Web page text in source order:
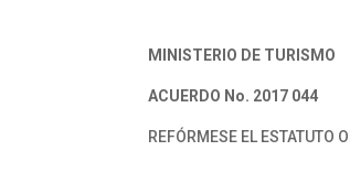
MINISTERIO DE TURISMO
ACUERDO No. 2017 044
REFÓRMESE EL ESTATUTO